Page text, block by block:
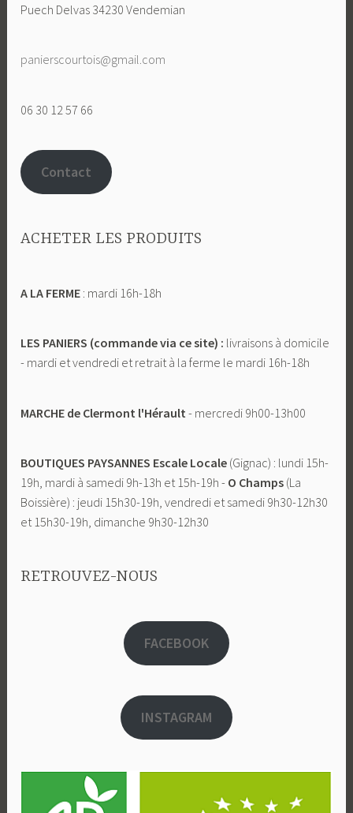
Puech Delvas 34230 Vendemian
panierscourtois@gmail.com
06 30 12 57 66
Contact
ACHETER LES PRODUITS
A LA FERME : mardi 16h-18h
LES PANIERS (commande via ce site) : livraisons à domicile
- mardi et vendredi et retrait à la ferme le mardi 16h-18h
MARCHE de Clermont l'Hérault - mercredi 9h00-13h00
BOUTIQUES PAYSANNES Escale Locale (Gignac) : lundi 15h-
19h, mardi à samedi 9h-13h et 15h-19h - O Champs (La
Boissière) : jeudi 15h30-19h, vendredi et samedi 9h30-12h30
et 15h30-19h, dimanche 9h30-12h30
RETROUVEZ-NOUS
FACEBOOK
INSTAGRAM